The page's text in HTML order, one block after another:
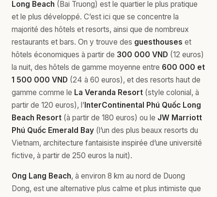
Long Beach (Bai Truong) est le quartier le plus pratique
et le plus développé. C’est ici que se concentre la
majorité des hôtels et resorts, ainsi que de nombreux
restaurants et bars. On y trouve des guesthouses et
hôtels économiques à partir de 300 000 VND (12 euros)
la nuit, des hôtels de gamme moyenne entre 600 000 et
1 500 000 VND (24 à 60 euros), et des resorts haut de
gamme comme le La Veranda Resort (style colonial, à
partir de 120 euros), l’InterContinental Phú Quốc Long
Beach Resort (à partir de 180 euros) ou le JW Marriott
Phú Quốc Emerald Bay (l’un des plus beaux resorts du
Vietnam, architecture fantaisiste inspirée d’une université
fictive, à partir de 250 euros la nuit).
Ong Lang Beach, à environ 8 km au nord de Duong
Dong, est une alternative plus calme et plus intimiste que